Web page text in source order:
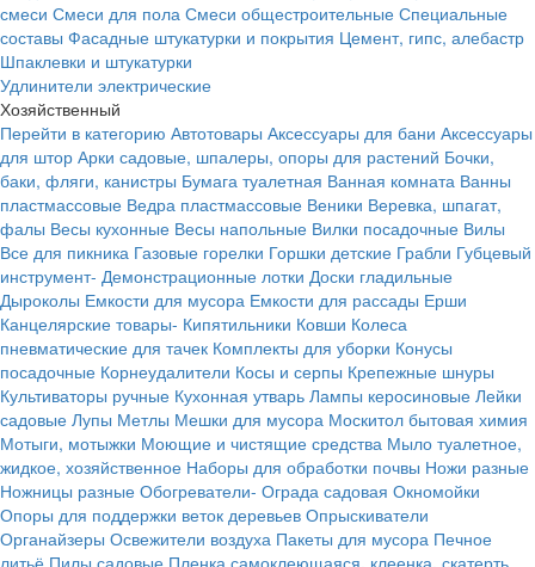
смеси Смеси для пола Смеси общестроительные Специальные
составы Фасадные штукатурки и покрытия Цемент, гипс, алебастр
Шпаклевки и штукатурки
Удлинители электрические
Хозяйственный
Перейти в категорию Автотовары Аксессуары для бани Аксессуары
для штор Арки садовые, шпалеры, опоры для растений Бочки,
баки, фляги, канистры Бумага туалетная Ванная комната Ванны
пластмассовые Ведра пластмассовые Веники Веревка, шпагат,
фалы Весы кухонные Весы напольные Вилки посадочные Вилы
Все для пикника Газовые горелки Горшки детские Грабли Губцевый
инструмент- Демонстрационные лотки Доски гладильные
Дыроколы Емкости для мусора Емкости для рассады Ерши
Канцелярские товары- Кипятильники Ковши Колеса
пневматические для тачек Комплекты для уборки Конусы
посадочные Корнеудалители Косы и серпы Крепежные шнуры
Культиваторы ручные Кухонная утварь Лампы керосиновые Лейки
садовые Лупы Метлы Мешки для мусора Москитол бытовая химия
Мотыги, мотыжки Моющие и чистящие средства Мыло туалетное,
жидкое, хозяйственное Наборы для обработки почвы Ножи разные
Ножницы разные Обогреватели- Ограда садовая Окномойки
Опоры для поддержки веток деревьев Опрыскиватели
Органайзеры Освежители воздуха Пакеты для мусора Печное
литьё Пилы садовые Пленка самоклеющаяся, клеенка, скатерть